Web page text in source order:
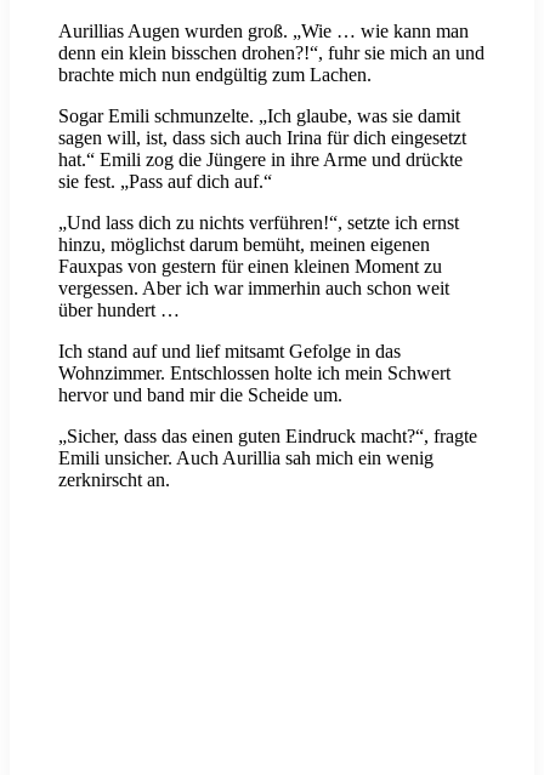
Aurillias Augen wurden groß. „Wie … wie kann man
denn ein klein bisschen drohen?!“, fuhr sie mich an und
brachte mich nun endgültig zum Lachen.
Sogar Emili schmunzelte. „Ich glaube, was sie damit
sagen will, ist, dass sich auch Irina für dich eingesetzt
hat.“ Emili zog die Jüngere in ihre Arme und drückte
sie fest. „Pass auf dich auf.“
„Und lass dich zu nichts verführen!“, setzte ich ernst
hinzu, möglichst darum bemüht, meinen eigenen
Fauxpas von gestern für einen kleinen Moment zu
vergessen. Aber ich war immerhin auch schon weit
über hundert …
Ich stand auf und lief mitsamt Gefolge in das
Wohnzimmer. Entschlossen holte ich mein Schwert
hervor und band mir die Scheide um.
„Sicher, dass das einen guten Eindruck macht?“, fragte
Emili unsicher. Auch Aurillia sah mich ein wenig
zerknirscht an.